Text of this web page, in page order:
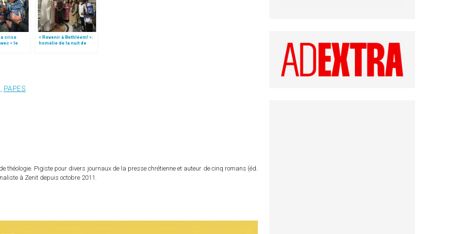
crise
« le
« Revenir à Bethléem! »:
homélie de la nuit de
Noël (texte complet)
, PAPES
théologie. Pigiste pour divers journaux de la presse chrétienne et auteur de cinq romans (éd.
à Zenit depuis octobre 2011.